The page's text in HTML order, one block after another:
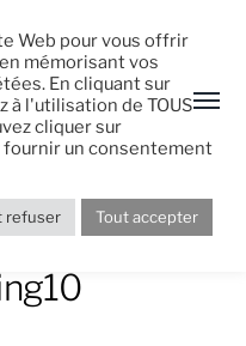
Web pour vous offrir
mémorisant vos
En cliquant sur
à l'utilisation de TOUS
cliquer sur
fournir un consentement
refuser Tout accepter